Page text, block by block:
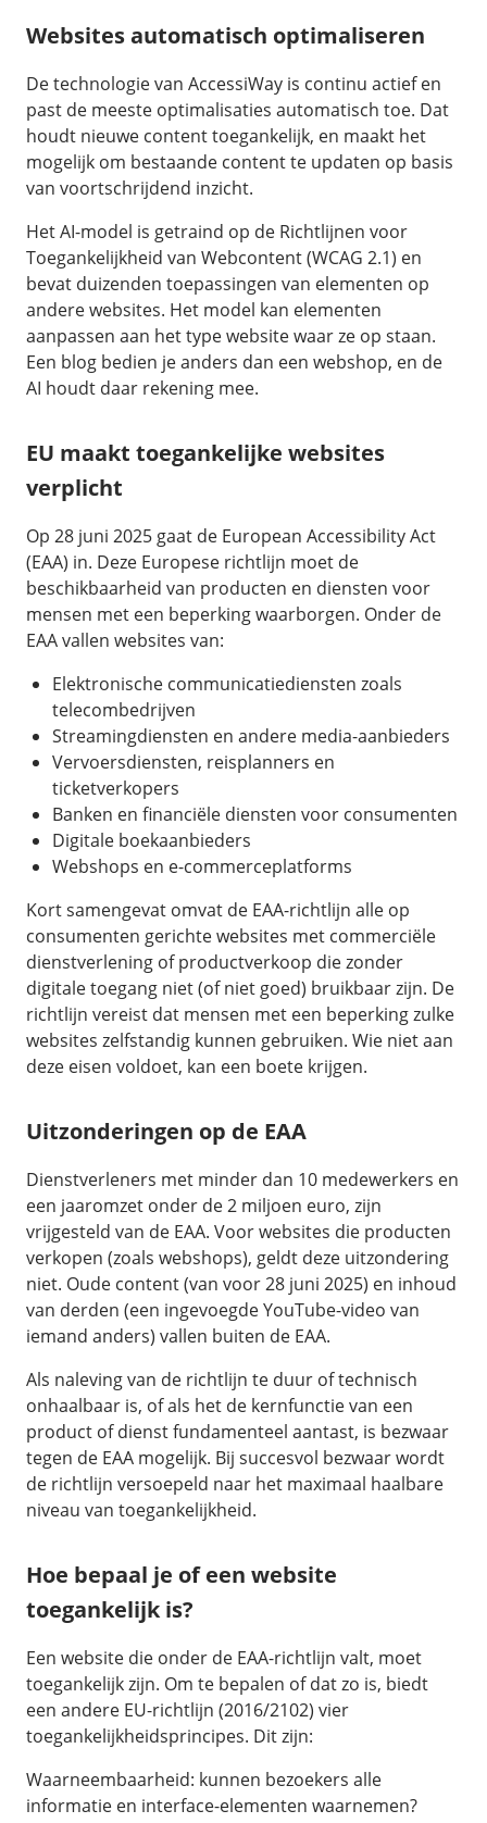
PerformanceVPS
Websites automatisch optimaliseren
De technologie van AccessiWay is continu actief en
past de meeste optimalisaties automatisch toe. Dat
houdt nieuwe content toegankelijk, en maakt het
mogelijk om bestaande content te updaten op basis
van voortschrijdend inzicht.
Het AI-model is getraind op de Richtlijnen voor
Toegankelijkheid van Webcontent (WCAG 2.1) en
bevat duizenden toepassingen van elementen op
andere websites. Het model kan elementen
aanpassen aan het type website waar ze op staan.
Een blog bedien je anders dan een webshop, en de
AI houdt daar rekening mee.
EU maakt toegankelijke websites
verplicht
Op 28 juni 2025 gaat de European Accessibility Act
(EAA) in. Deze Europese richtlijn moet de
beschikbaarheid van producten en diensten voor
mensen met een beperking waarborgen. Onder de
EAA vallen websites van:
Elektronische communicatiediensten zoals
telecombedrijven
Streamingdiensten en andere media-aanbieders
Vervoersdiensten, reisplanners en
ticketverkopers
Banken en financiële diensten voor consumenten
Digitale boekaanbieders
Webshops en e-commerceplatforms
Kort samengevat omvat de EAA-richtlijn alle op
consumenten gerichte websites met commerciële
dienstverlening of productverkoop die zonder
digitale toegang niet (of niet goed) bruikbaar zijn. De
richtlijn vereist dat mensen met een beperking zulke
websites zelfstandig kunnen gebruiken. Wie niet aan
deze eisen voldoet, kan een boete krijgen.
Uitzonderingen op de EAA
Dienstverleners met minder dan 10 medewerkers en
een jaaromzet onder de 2 miljoen euro, zijn
vrijgesteld van de EAA. Voor websites die producten
verkopen (zoals webshops), geldt deze uitzondering
niet. Oude content (van voor 28 juni 2025) en inhoud
van derden (een ingevoegde YouTube-video van
iemand anders) vallen buiten de EAA.
Als naleving van de richtlijn te duur of technisch
onhaalbaar is, of als het de kernfunctie van een
product of dienst fundamenteel aantast, is bezwaar
tegen de EAA mogelijk. Bij succesvol bezwaar wordt
de richtlijn versoepeld naar het maximaal haalbare
niveau van toegankelijkheid.
Hoe bepaal je of een website
toegankelijk is?
Een website die onder de EAA-richtlijn valt, moet
toegankelijk zijn. Om te bepalen of dat zo is, biedt
een andere EU-richtlijn (2016/2102) vier
toegankelijkheidsprincipes. Dit zijn:
Waarneembaarheid: kunnen bezoekers alle
informatie en interface-elementen waarnemen?